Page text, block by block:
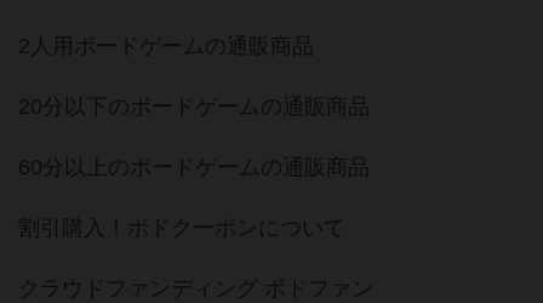
2人用ボードゲームの通販商品
20分以下のボードゲームの通販商品
60分以上のボードゲームの通販商品
割引購入！ボドクーポンについて
クラウドファンディング ボドファン